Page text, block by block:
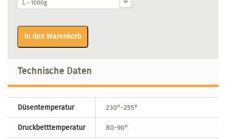
L - 1000g
In den Warenkorb
Technische Daten
Düsentemperatur
230°-255°
Druckbetttemperatur
80-90°